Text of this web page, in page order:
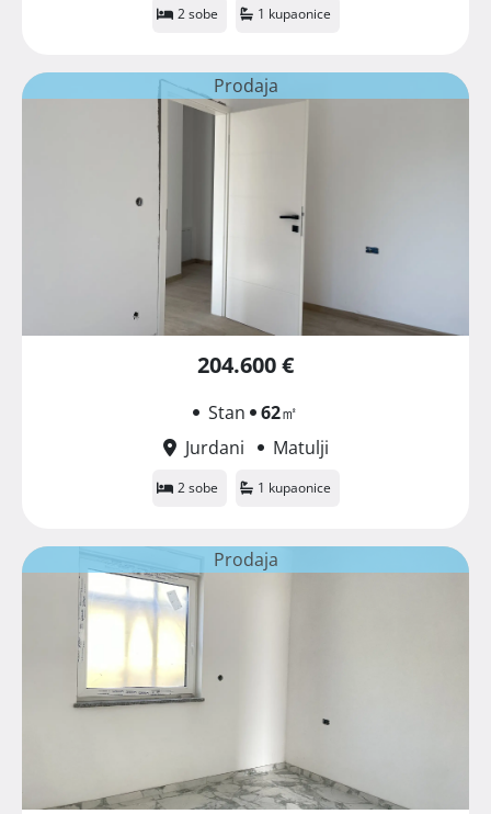
2 sobe 1 kupaonice
Prodaja
204.600 €
Stan 62㎡
Jurdani
Matulji
2 sobe 1 kupaonice
Prodaja